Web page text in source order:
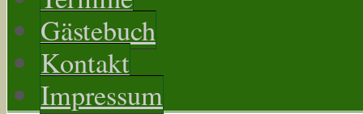
Gästebuch
Kontakt
Impressum